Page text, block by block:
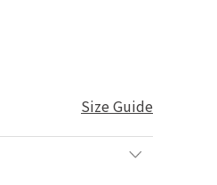
Size Guide